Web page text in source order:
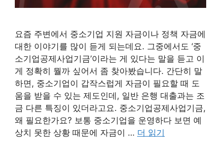
요즘 주변에서 중소기업 지원 자금이나 정책 자금에
대한 이야기를 많이 듣게 되는데요. 그중에서도 ‘중
소기업공제사업기금’이라는 게 있다는 말을 듣고 이
게 정확히 뭘까 싶어서 좀 찾아봤습니다. 간단히 말
하면, 중소기업이 갑작스럽게 자금이 필요할 때 도
움을 받을 수 있는 제도인데, 일반 은행 대출과는 조
금 다른 특징이 있더라고요. 중소기업공제사업기금,
왜 필요한가요? 보통 중소기업을 운영하다 보면 예
상치 못한 상황 때문에 자금이 … 더 읽기